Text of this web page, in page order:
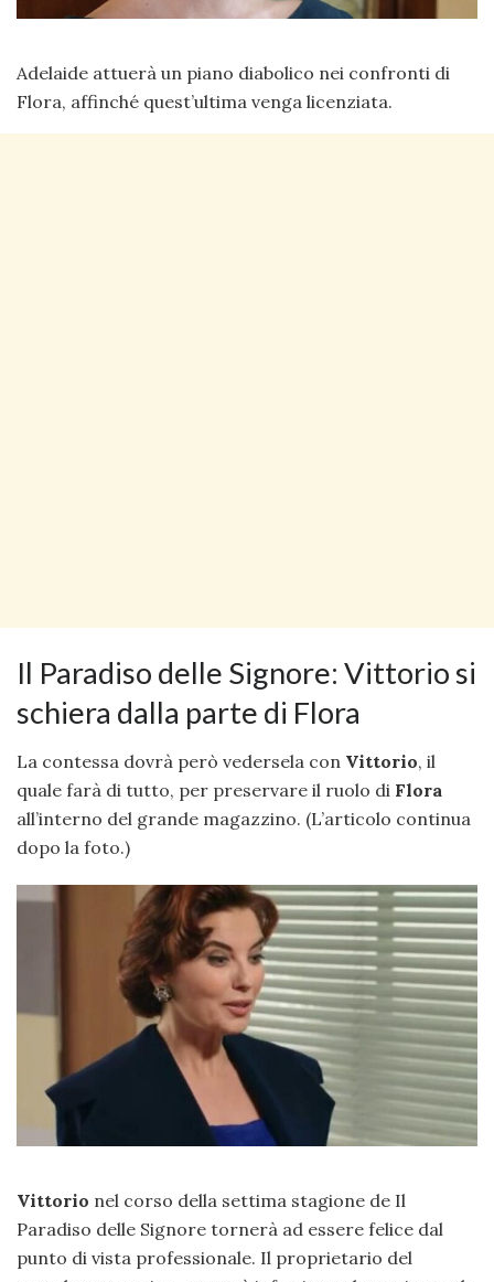
Adelaide attuerà un piano diabolico nei confronti di
Flora, affinché quest’ultima venga licenziata.
Il Paradiso delle Signore: Vittorio si
schiera dalla parte di Flora
La contessa dovrà però vedersela con Vittorio, il
quale farà di tutto, per preservare il ruolo di Flora
all’interno del grande magazzino. (L’articolo continua
dopo la foto.)
Vittorio nel corso della settima stagione de Il
Paradiso delle Signore tornerà ad essere felice dal
punto di vista professionale. Il proprietario del